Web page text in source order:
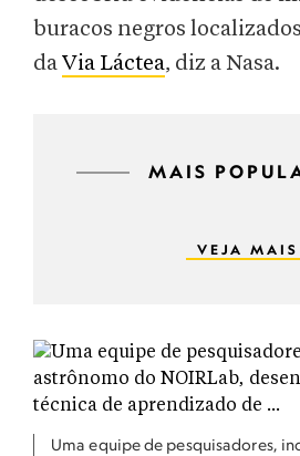
buracos negros
daVia Láctea, diz a Nasa.
MAIS
VEJA MAIS
Uma equipe de pesquisadores,